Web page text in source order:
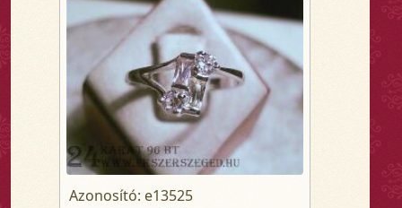
Azonosító: e13525